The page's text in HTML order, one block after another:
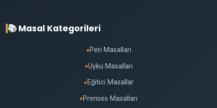
📚 Masal Kategorileri
● Peri Masalları
●Uyku Masalları
● Eğitici Masallar
● Prenses Masalları